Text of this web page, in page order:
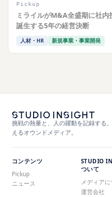
Pickup
ミライルがM&A全盛期に社
誕生する5年の経営決断
人材・HR 新規事業・事業開発
挑戦の熱量と、人の躍動を記録する
えるオウンドメディア。
コンテンツ
Pickup
ニュース
STUDIO
ついて
メディア
運営会社